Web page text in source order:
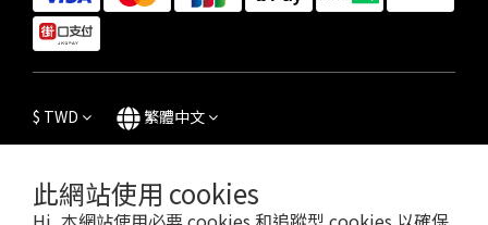
此網站使用 cookies
$ TWD 繁體中文